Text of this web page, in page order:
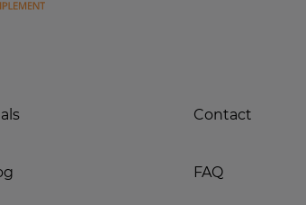
Contact
FAQ